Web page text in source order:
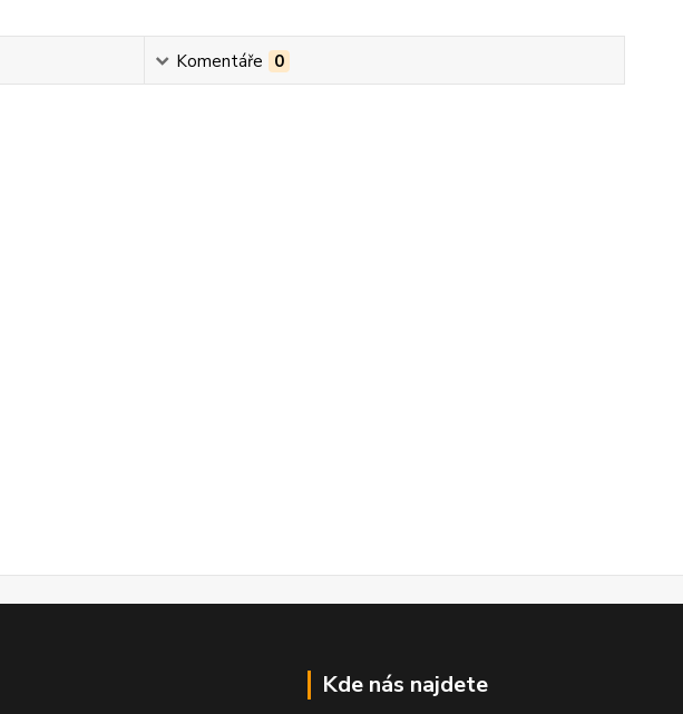
Komentáře 0
Kde nás najdete